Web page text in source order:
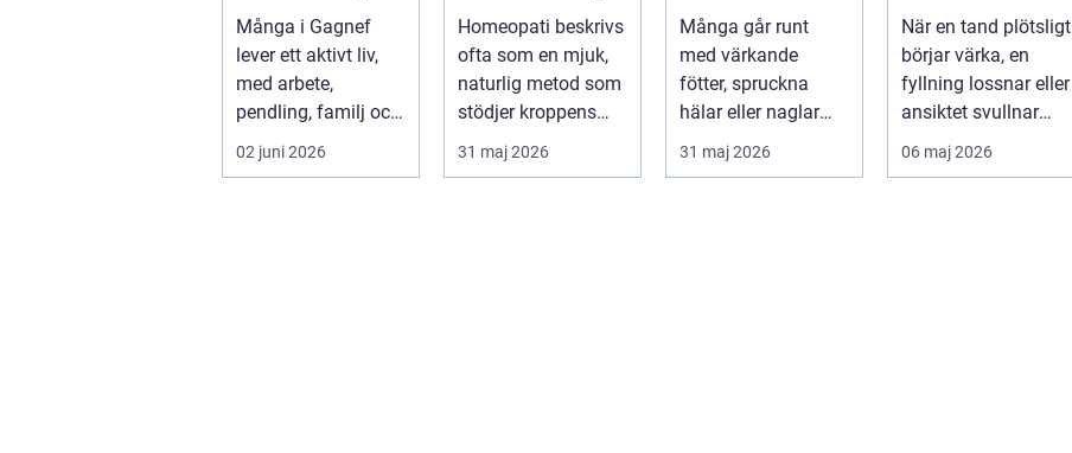
och bättre hälsa
Många i Gagnef
lever ett aktivt liv,
med arbete,
pendling, familj och
fritidsintressen som
ska få pl...
02 juni 2026
mot bättre
balans
Homeopati beskrivs
ofta som en mjuk,
naturlig metod som
stödjer kroppens
läkningsförmåga. I
31 maj 2026
vardagen
Många går runt
med värkande
fötter, spruckna
hälar eller naglar
som skaver utan att
göra något åt de...
31 maj 2026
hjälp när tanden
krisar
När en tand plötsligt
börjar värka, en
fyllning lossnar eller
ansiktet svullnar
upp vill man ha
06 maj 2026